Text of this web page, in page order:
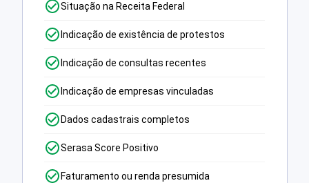
Situação na Receita Federal
Indicação de existência de protestos
Indicação de consultas recentes
Indicação de empresas vinculadas
Dados cadastrais completos
Serasa Score Positivo
Faturamento ou renda presumida